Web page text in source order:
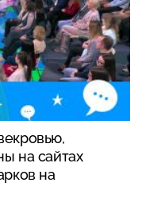
на сайтах
на